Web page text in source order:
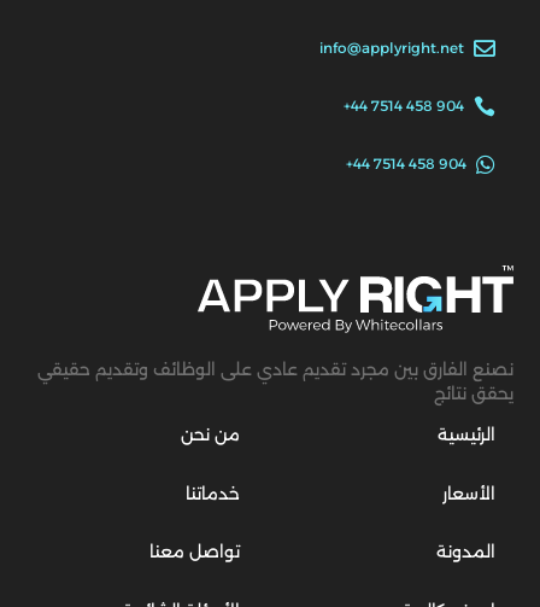

info@applyright.net

+44 7514 458 904

+44 7514 458 904
الرئيسية من نحن
الأسعار خدماتنا
المدونة تواصل معنا
نصنع الفارق بين مجرد تقديم عادي على الوظائف وتقديم حقيقي
يحقق نتائج